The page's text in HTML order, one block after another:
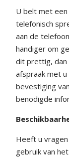
U belt met
telefonisch
aan de
handiger om
dit prettig, dan
afspraak met
bevestiging
benodigde
Heeft u
gebruik van